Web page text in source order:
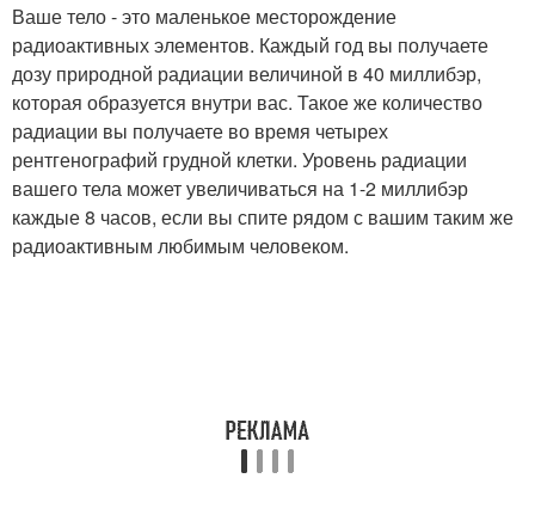
Ваше тело - это маленькое месторождение
радиоактивных элементов. Каждый год вы получаете
дозу природной радиации величиной в 40 миллибэр,
которая образуется внутри вас. Такое же количество
радиации вы получаете во время четырех
рентгенографий грудной клетки. Уровень радиации
вашего тела может увеличиваться на 1-2 миллибэр
каждые 8 часов, если вы спите рядом с вашим таким же
радиоактивным любимым человеком.